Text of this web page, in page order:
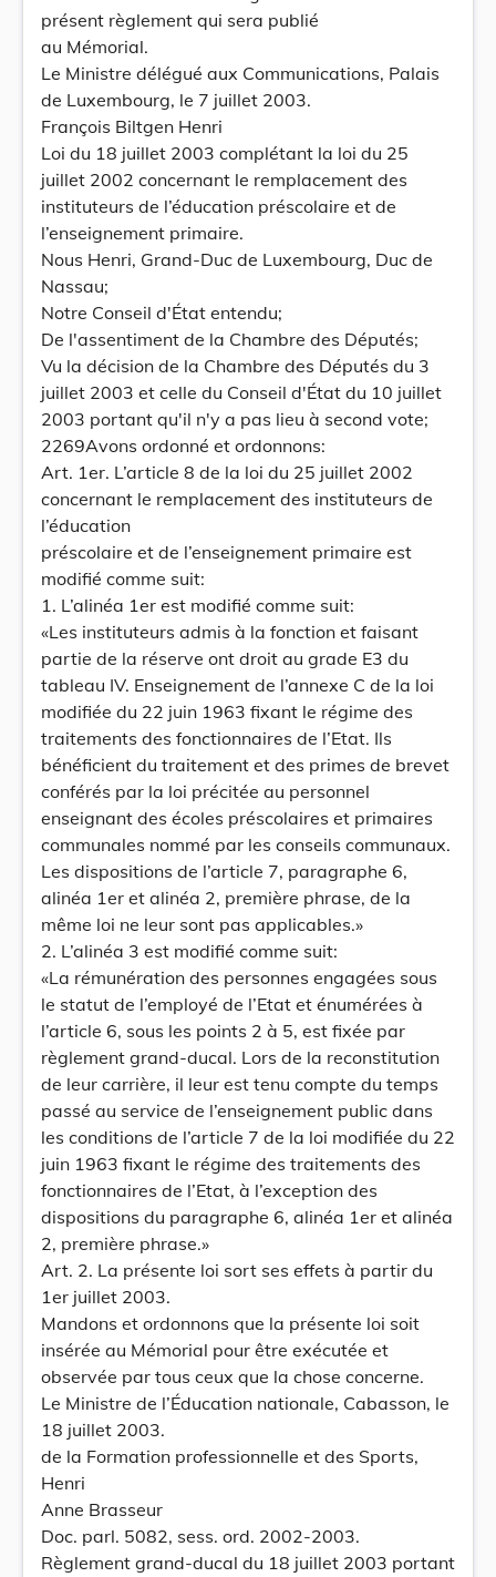
présent règlement qui sera publié
au Mémorial.
Le Ministre délégué aux Communications, Palais
de Luxembourg, le 7 juillet 2003.
François Biltgen Henri
Loi du 18 juillet 2003 complétant la loi du 25
juillet 2002 concernant le remplacement des
instituteurs de l’éducation préscolaire et de
l’enseignement primaire.
Nous Henri, Grand-Duc de Luxembourg, Duc de
Nassau;
Notre Conseil d'État entendu;
De l'assentiment de la Chambre des Députés;
Vu la décision de la Chambre des Députés du 3
juillet 2003 et celle du Conseil d'État du 10 juillet
2003 portant qu'il n'y a pas lieu à second vote;
2269Avons ordonné et ordonnons:
Art. 1er. L’article 8 de la loi du 25 juillet 2002
concernant le remplacement des instituteurs de
l’éducation
préscolaire et de l’enseignement primaire est
modifié comme suit:
1. L’alinéa 1er est modifié comme suit:
«Les instituteurs admis à la fonction et faisant
partie de la réserve ont droit au grade E3 du
tableau IV. Enseignement de l’annexe C de la loi
modifiée du 22 juin 1963 fixant le régime des
traitements des fonctionnaires de l’Etat. Ils
bénéficient du traitement et des primes de brevet
conférés par la loi précitée au personnel
enseignant des écoles préscolaires et primaires
communales nommé par les conseils communaux.
Les dispositions de l’article 7, paragraphe 6,
alinéa 1er et alinéa 2, première phrase, de la
même loi ne leur sont pas applicables.»
2. L’alinéa 3 est modifié comme suit:
«La rémunération des personnes engagées sous
le statut de l’employé de l’Etat et énumérées à
l’article 6, sous les points 2 à 5, est fixée par
règlement grand-ducal. Lors de la reconstitution
de leur carrière, il leur est tenu compte du temps
passé au service de l’enseignement public dans
les conditions de l’article 7 de la loi modifiée du 22
juin 1963 fixant le régime des traitements des
fonctionnaires de l’Etat, à l’exception des
dispositions du paragraphe 6, alinéa 1er et alinéa
2, première phrase.»
Art. 2. La présente loi sort ses effets à partir du
1er juillet 2003.
Mandons et ordonnons que la présente loi soit
insérée au Mémorial pour être exécutée et
observée par tous ceux que la chose concerne.
Le Ministre de l’Éducation nationale, Cabasson, le
18 juillet 2003.
de la Formation professionnelle et des Sports,
Henri
Anne Brasseur
Doc. parl. 5082, sess. ord. 2002-2003.
Règlement grand-ducal du 18 juillet 2003 portant